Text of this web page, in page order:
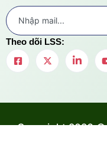
Theo dõi LSS:
Copyright 2026 ©